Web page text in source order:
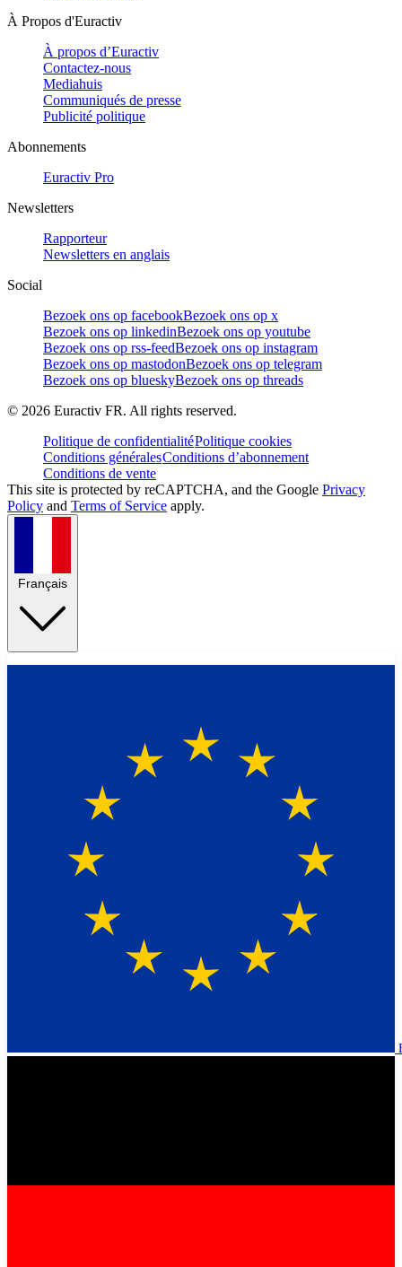
À Propos d'Euractiv
À propos d’Euractiv
Contactez-nous
Mediahuis
Communiqués de presse
Publicité politique
Abonnements
Euractiv Pro
Newsletters
Rapporteur
Newsletters en anglais
Social
Bezoek ons op facebookBezoek ons op x
Bezoek ons op linkedinBezoek ons op youtube
Bezoek ons op rss-feedBezoek ons op instagram
Bezoek ons op mastodonBezoek ons op telegram
Bezoek ons op blueskyBezoek ons op threads
© 2026 Euractiv FR. All rights reserved.
Politique de confidentialitéPolitique cookies
Conditions généralesConditions d’abonnement
Conditions de vente
This site is protected by reCAPTCHA, and the Google Privacy
Policy and Terms of Service apply.
Français